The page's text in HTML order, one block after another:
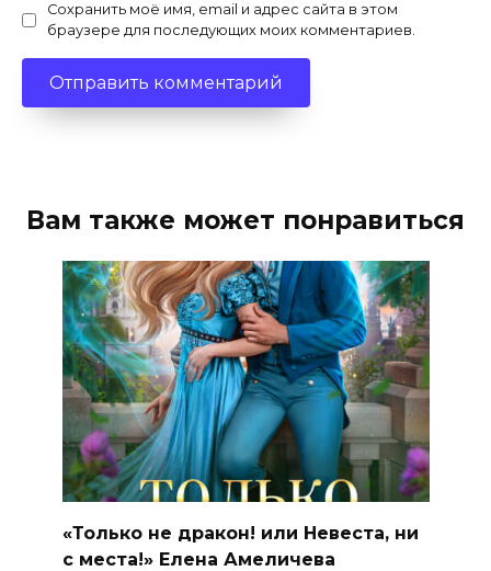
Сохранить моё имя, email и адрес сайта в этом
браузере для последующих моих комментариев.
Вам также может понравиться
«Только не дракон! или Невеста, ни
с места!» Елена Амеличева